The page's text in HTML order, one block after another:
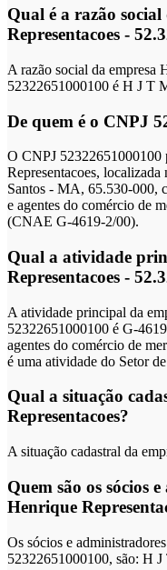
Qual é a razão
Representacoes -
A razão social da empresa
52322651000100 é H J T
De quem é o CNPJ
O CNPJ 52322651000100
Representacoes,
Santos - MA, 65.530-000,
e agentes do comércio de
(CNAE G-4619-2/00).
Qual a atividade
Representacoes -
A atividade principal da
52322651000100 é G-
agentes do comércio de
é uma atividade do Setor
Qual a situação
Representacoes?
A situação cadastral da
Quem são os sócios
Henrique
Os sócios e
52322651000100, são: H J